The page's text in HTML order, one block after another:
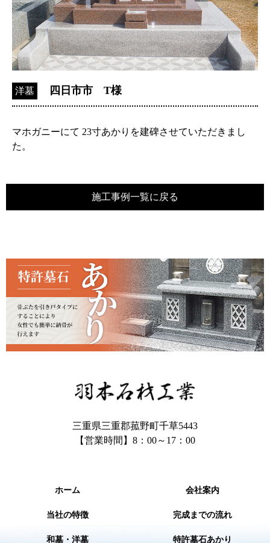
洋墓 四日市市 T様
マホガニーにて 23寸あかりを建碑させていただきまし
た。
施工事例一覧に戻る
三重県三重郡菰野町千草5443
【営業時間】8：00～17：00
ホーム 会社案内
当社の特徴 完成までの流れ
和墓・洋墓 特許墓石あかり